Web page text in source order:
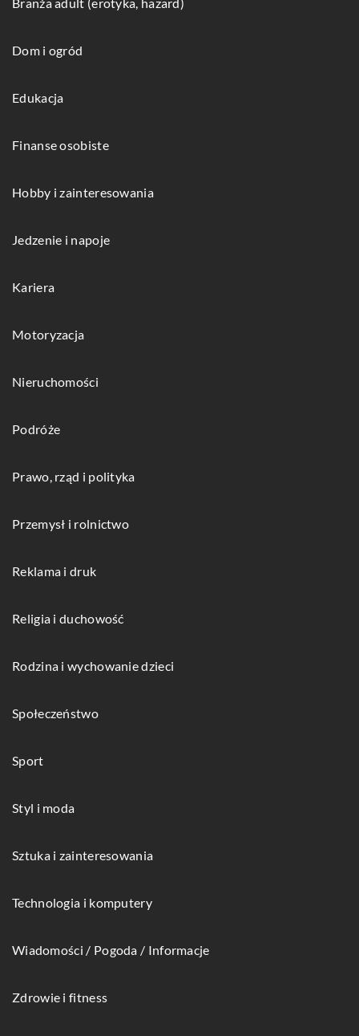
Dom i ogród
Edukacja
Finanse osobiste
Hobby i zainteresowania
Jedzenie i napoje
Kariera
Motoryzacja
Nieruchomości
Podróże
Prawo, rząd i polityka
Przemysł i rolnictwo
Reklama i druk
Religia i duchowość
Rodzina i wychowanie dzieci
Społeczeństwo
Sport
Styl i moda
Sztuka i zainteresowania
Technologia i komputery
Wiadomości / Pogoda / Informacje
Zdrowie i fitness